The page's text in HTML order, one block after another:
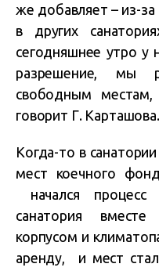
же добавляет – из-за
в других
сегодняшнее утро у
разрешение, мы
свободным
говорит Г. Карташова.
Когда-то в
мест коечного
начался
санатория
корпусом и
аренду, и мест